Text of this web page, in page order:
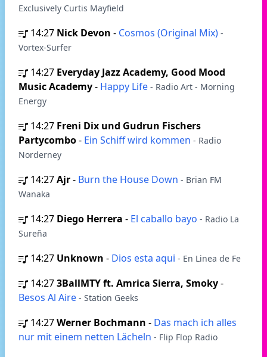
Exclusively Curtis Mayfield
14:27 Nick Devon - Cosmos (Original Mix) -
Vortex-Surfer
14:27 Everyday Jazz Academy, Good Mood
Music Academy- Happy Life - Radio Art - Morning
Energy
14:27 Freni Dix und Gudrun Fischers
Partycombo- Ein Schiff wird kommen - Radio
Norderney
14:27Ajr- Burn the House Down - Brian FM
Wanaka
14:27 Diego Herrera - El caballo bayo - Radio La
Sureña
14:27 Unknown - Dios esta aqui - En Linea de Fe
14:273BallMTY ft. Amrica Sierra, Smoky-
Besos Al Aire - Station Geeks
14:27Werner Bochmann - Das mach ich alles
nur mit einem netten Lächeln - Flip Flop Radio